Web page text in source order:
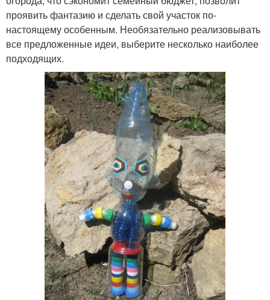
проявить фантазию и сделать свой участок по-
настоящему особенным. Необязательно реализовывать
все предложенные идеи, выберите несколько наиболее
подходящих.